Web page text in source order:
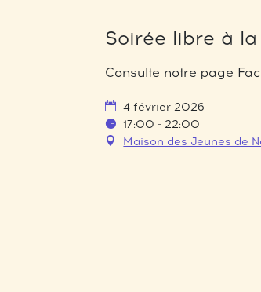
Soirée libre à la
Consulte notre page
4 février 2026
17:00 - 22:00
Maison des Jeunes de